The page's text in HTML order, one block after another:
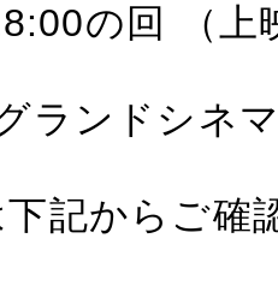
回 （上映
ランドシネ
記からご確